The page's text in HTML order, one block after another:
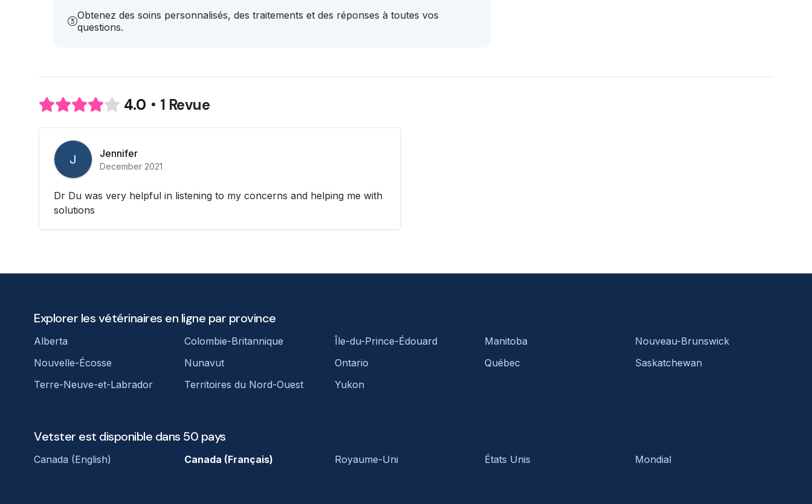
Obtenez des soins personnalisés, des traitements et des réponses à toutes vos
questions.
4.0 1 Revue
J Jennifer
December 2021
Dr Du was very helpful in listening to my concerns and helping me with
solutions
Explorer les vétérinaires en ligne par province
Alberta Colombie-Britannique Île-du-Prince-Édouard Manitoba
Nouveau-Brunswick
Nouvelle-Écosse
Nunavut Ontario Québec
Saskatchewan
Terre-Neuve-et-Labrador
Territoires du Nord-Ouest Yukon
Vetster est disponible dans 50 pays
Canada (English) Canada (Français) Royaume-Uni États Unis Mondial